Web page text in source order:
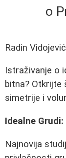
o
Radin Vidojević
Istraživanje o
bitna? Otkrijte
simetrije i
Idealne
Najnovija